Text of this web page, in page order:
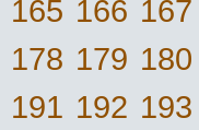
165 166 167
178 179 180
191 192 193